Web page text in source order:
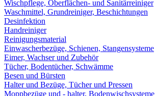
Wischpflege, Oberflächen- und Sanitärreiniger
Waschmittel, Grundreiniger, Beschichtungen
Desinfektion
Handreiniger
Reinigungsmaterial
Einwascherbezüge, Schienen, Stangensysteme
Eimer, Wachser und Zubehör
Tücher, Bodentücher, Schwämme
Besen und Bürsten
Halter und Bezüge, Tücher und Pressen
Moppbezüge und - halter, Bodenwischsysteme